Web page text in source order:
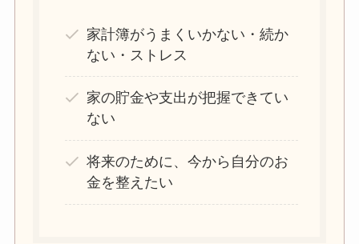
家計簿がうまくいかない・続か
ない・ストレス
家の貯金や支出が把握できてい
ない
将来のために、今から自分のお
金を整えたい